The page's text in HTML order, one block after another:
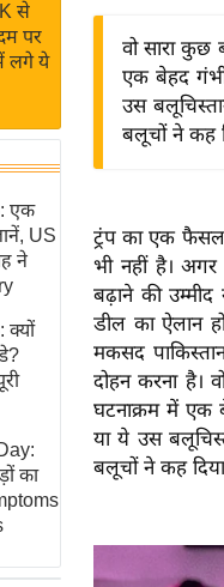
से
पर
लगे ये
एक
US
ने
क्यों
का
वो सारा कुछ
एक बेहद
उस
बलूचों ने कह
ट्रंप का एक
भी नहीं है। अगर
बढ़ाने की
डील का ऐलान
मकसद
दोहन करना है।
घटनाक्रम में एक
या ये उस
बलूचों ने कह